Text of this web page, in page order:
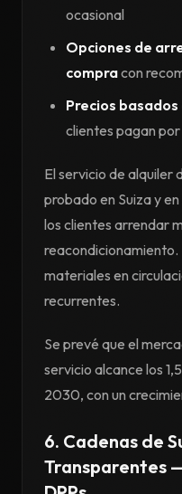
ocasional
Opciones de
compracon
Precios
clientes pagan
El servicio de alquiler
probado en Suiza y
los clientes arrendar
reacondicionamiento.
materiales en
recurrentes.
Se prevé que el
servicio alcance los
2030, con un
6. Cadenas de
Transparentes